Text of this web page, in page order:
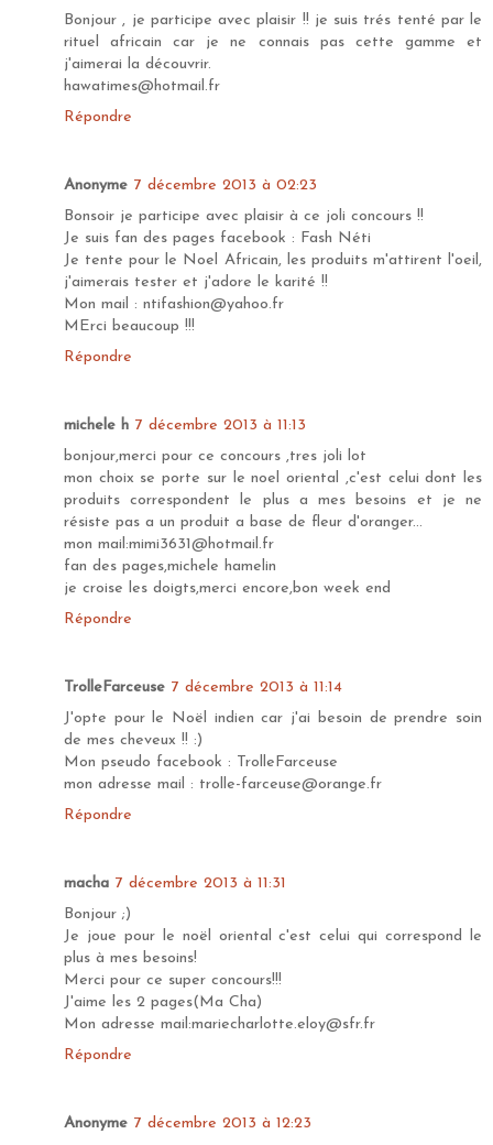
Bonjour , je participe avec plaisir !! je suis trés tenté par le
rituel africain car je ne connais pas cette gamme et
j'aimerai la découvrir.
hawatimes@hotmail.fr
Répondre
Anonyme 7 décembre 2013 à 02:23
Bonsoir je participe avec plaisir à ce joli concours !!
Je suis fan des pages facebook : Fash Néti
Je tente pour le Noel Africain, les produits m'attirent l'oeil,
j'aimerais tester et j'adore le karité !!
Mon mail : ntifashion@yahoo.fr
MErci beaucoup !!!
Répondre
michele h 7 décembre 2013 à 11:13
bonjour,merci pour ce concours ,tres joli lot
mon choix se porte sur le noel oriental ,c'est celui dont les
produits correspondent le plus a mes besoins et je ne
résiste pas a un produit a base de fleur d'oranger...
mon mail:mimi3631@hotmail.fr
fan des pages,michele hamelin
je croise les doigts,merci encore,bon week end
Répondre
TrolleFarceuse 7 décembre 2013 à 11:14
J'opte pour le Noël indien car j'ai besoin de prendre soin
de mes cheveux !! :)
Mon pseudo facebook : TrolleFarceuse
mon adresse mail : trolle-farceuse@orange.fr
Répondre
macha 7 décembre 2013 à 11:31
Bonjour ;)
Je joue pour le noël oriental c'est celui qui correspond le
plus à mes besoins!
Merci pour ce super concours!!!
J'aime les 2 pages(Ma Cha)
Mon adresse mail:mariecharlotte.eloy@sfr.fr
Répondre
Anonyme 7 décembre 2013 à 12:23